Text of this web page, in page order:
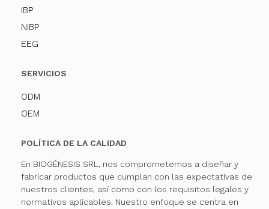
IBP
NIBP
EEG
SERVICIOS
ODM
OEM
POLÍTICA DE LA CALIDAD
En BIOGÉNESIS SRL, nos comprometemos a diseñar y
fabricar productos que cumplan con las expectativas de
nuestros clientes, así como con los requisitos legales y
normativos aplicables. Nuestro enfoque se centra en